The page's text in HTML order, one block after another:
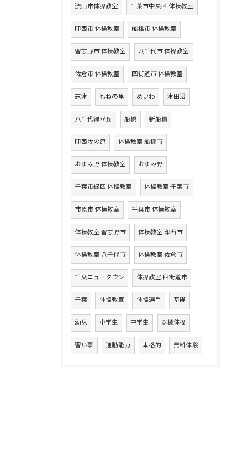
流山市体操教室 千葉市中央区 体操教室
印西市 体操教室 船橋市 体操教室
習志野市 体操教室 八千代市 体操教室
佐倉市 体操教室 四街道市 体操教室
志津 もねの里 めいわ 津田沼
八千代緑が丘 船橋 新船橋
印西牧の原 体操教室 船橋市
おゆみ野 体操教室 おゆみ野
千葉市緑区 体操教室 体操教室 千葉市
市原市 体操教室 千葉市 体操教室
体操教室 習志野市 体操教室 印西市
体操教室 八千代市 体操教室 佐倉市
千葉ニュータウン 体操教室 四街道市
千葉 体操教室 体操選手 基礎
幼児 小学生 中学生 器械体操
習い事 運動能力 本格的 無料体験